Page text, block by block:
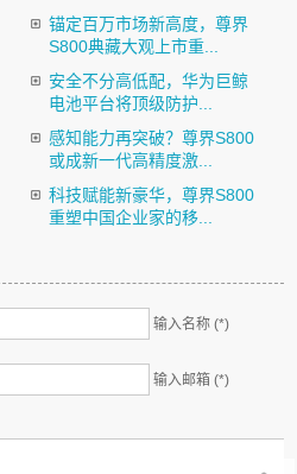
锚定百万市场新高度，尊界
S800典藏大观上市重...
安全不分高低配，华为巨鲸
电池平台将顶级防护...
感知能力再突破？尊界S800
或成新一代高精度激...
科技赋能新豪华，尊界S800
重塑中国企业家的移...
输入名称 (*)
输入邮箱 (*)